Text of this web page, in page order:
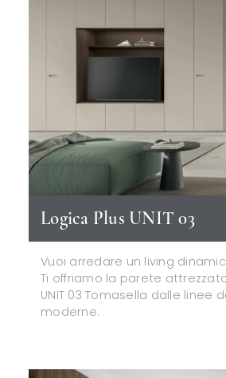
Logica Plus UNIT 03
Vuoi arredare un living
Ti offriamo la parete
UNIT 03 Tomasella dalle linee
moderne.